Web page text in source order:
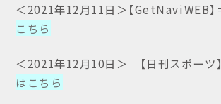
＜2021年12月11日＞【GetNaviWEB】
こちら
＜2021年12月10日＞ 【日刊スポーツ
はこちら